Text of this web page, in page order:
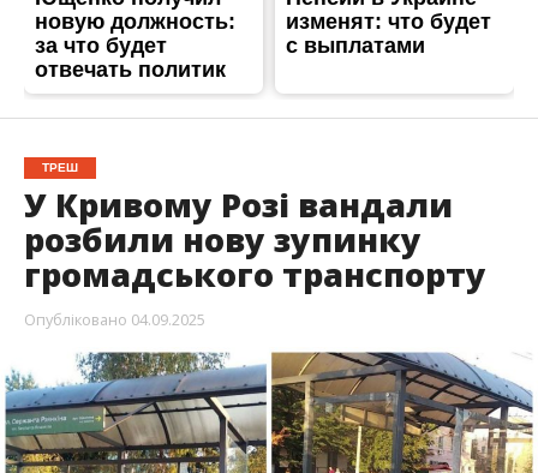
ТРЕШ
У Кривому Розі вандали
розбили нову зупинку
громадського транспорту
Опубліковано 04.09.2025